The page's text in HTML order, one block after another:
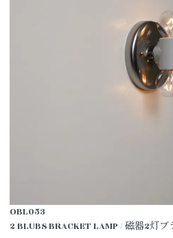
OBL053
2 BLUBS BRACKET LAMP / 磁器2灯